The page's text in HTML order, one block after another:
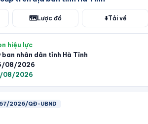
🗺️Lược đồ ⬇️Tải về
hiệu lực
ban nhân dân tỉnh Hà Tĩnh
08/2026
08/2026
67/2026/QĐ-UBND